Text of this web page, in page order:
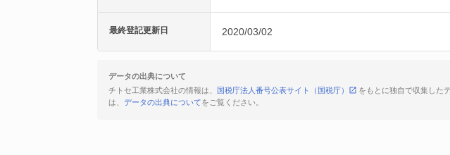
最終登記更新日 2020/03/02
データの出典について
チトセ工業株式会社の情報は、
国税庁法人番号公表サイト（国税庁）
をもとに独自で収集した
は、 データの出典についてをご覧ください。